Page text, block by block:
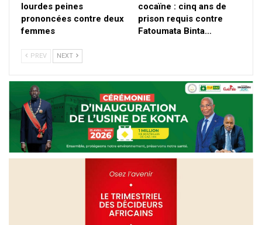
lourdes peines
prononcées contre deux
femmes
cocaïne : cinq ans de
prison requis contre
Fatoumata Binta…
PREV NEXT